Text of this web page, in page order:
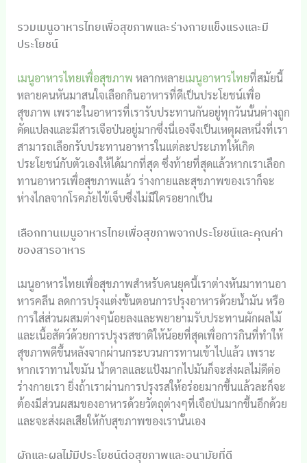
รวมเมนูอาหารไทยเพื่อสุขภาพและร่างกายแข็งแรงและมี
ประโยชน์
เมนูอาหารไทยเพื่อสุขภาพ หลากหลายเมนูอาหารไทยที่สมัยนี้
หลายคนหันมาสนใจเลือกกินอาหารที่ดีเป็นประโยชน์เพื่อ
สุขภาพ เพราะในอาหารที่เรารับประทานกันอยู่ทุกวันนั้นต่างถูก
ดัดแปลงและมีสารเจือป่นอยู่มากซึ่งนี่เองจึงเป็นเหตุผลหนึ่งที่เรา
สามารถเลือกรับประทานอาหารในแต่ละประเภทให้เกิด
ประโยชน์กับตัวเองให้ได้มากที่สุด ซึ่งท้ายที่สุดแล้วหากเราเลือก
ทานอาหารเพื่อสุขภาพแล้ว ร่างกายและสุขภาพของเราก็จะ
ห่างไกลจากโรคภัยไข้เจ็บซึ่งไม่มีใครอยากเป็น
เลือกทานเมนูอาหารไทยเพื่อสุขภาพจากประโยชน์และคุณค่า
ของสารอาหาร
เมนูอาหารไทยเพื่อสุขภาพสำหรับคนยุคนี้เราต่างหันมาทานอา
หารคลีน ลดการปรุงแต่งขั้นตอนการปรุงอาหารด้วยน้ำมัน หรือ
การใส่ส่วนผสมต่างๆน้อยลงและพยายามรับประทานผักผลไม้
และเนื้อสัตว์ด้วยการปรุงรสชาติให้น้อยที่สุดเพื่อการกินที่ทำให้
สุขภาพดีขึ้นหลังจากผ่านกระบวนการทานเข้าไปแล้ว เพราะ
หากเราทานไขมัน น้ำตาลและแป้งมากไปมันก็จะส่งผลไม่ดีต่อ
ร่างกายเรา ยิ่งถ้าเราผ่านการปรุงรสให้อร่อยมากขึ้นแล้วละก็จะ
ต้องมีส่วนผสมของอาหารด้วยวัตถุต่างๆที่เจือป่นมากขึ้นอีกด้วย
และจะส่งผลเสียให้กับสุขภาพของเรานั้นเอง
ผักและผลไม้มีประโยชน์ต่อสุขภาพและอนามัยที่ดี